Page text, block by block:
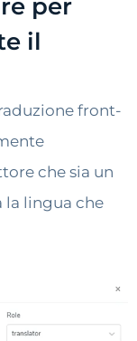
per
il
front-
che sia un
la lingua che